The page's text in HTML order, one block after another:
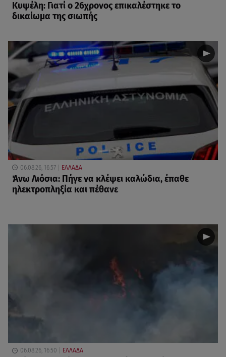
Κυψέλη: Γιατί ο 26χρονος επικαλέστηκε το
δικαίωμα της σιωπής
06.08.26, 16:57 ΕΛΛΑΔΑ
Άνω Λιόσια: Πήγε να κλέψει καλώδια, έπαθε
ηλεκτροπληξία και πέθανε
06.08.26, 16:50 ΕΛΛΑΔΑ